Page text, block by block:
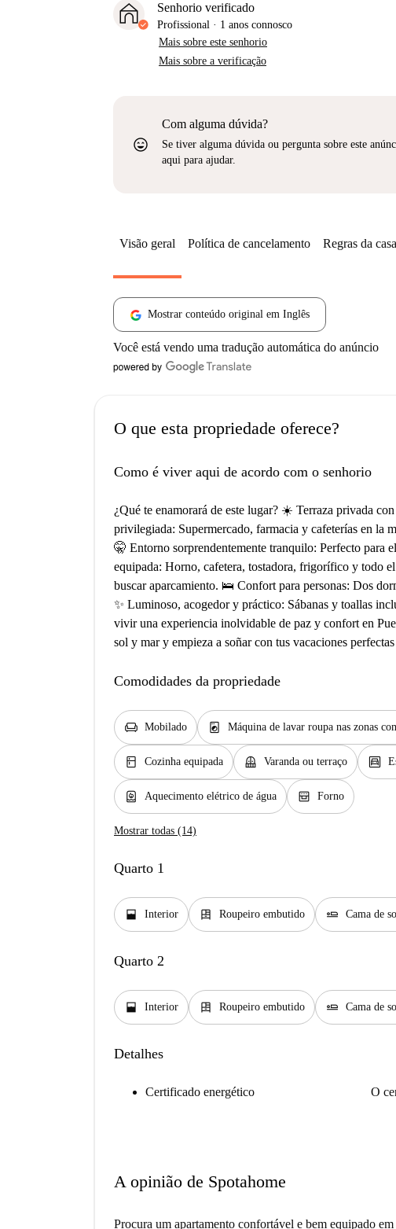
Senhorio verificado
Profissional · 1 anos connosco
Mais sobre este senhorio
Mais sobre a verificação
sentiment_very_satisfied
Com alguma dúvida?
Se tiver alguma dúvida ou pergunta sobre este
aqui para ajudar.
Visão geral Política de cancelamento Regras da casa
Mostrar conteúdo original em Inglês
Você está vendo uma tradução automática do anúncio
O que esta propriedade oferece?
Como é viver aqui de acordo com o senhorio
¿Qué te enamorará de este lugar? ☀️ Terraza privada
privilegiada: Supermercado, farmacia y cafeterías en la
🤫 Entorno sorprendentemente tranquilo: Perfecto para
equipada: Horno, cafetera, tostadora, frigorífico y todo
buscar aparcamiento. 🛌 Confort para personas: Dos
✨ Luminoso, acogedor y práctico: Sábanas y toallas
vivir una experiencia inolvidable de paz y confort en
sol y mar y empieza a soñar con tus vacaciones
Comodidades da propriedade
chair Mobilado local_laundry_service Máquina de lavar roupa nas zonas
kitchen Cozinha equipada balcony Varanda ou terraço garage
water_heater Aquecimento elétrico de água oven_gen Forno
Mostrar todas (14)
Quarto 1
window_open Interior dresser Roupeiro embutido airline_seat_flat Cama de
Quarto 2
window_open Interior dresser Roupeiro embutido airline_seat_flat Cama de
Detalhes
Certificado energético O
A opinião de Spotahome
Procura um apartamento confortável e bem equipado